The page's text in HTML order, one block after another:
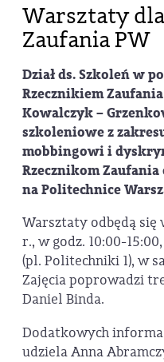
Warsztaty
Zaufania PW
Dział ds. Szkoleń w
Rzecznikiem
Kowalczyk –
szkoleniowe z
mobbingowi i
Rzecznikom Zaufania
na Politechnice
Warsztaty odbędą się
r., w godz. 10:00-
(pl. Politechniki 1), w
Zajęcia poprowadzi
Daniel Binda.
Dodatkowych
udziela Anna